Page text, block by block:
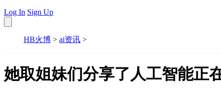
Log In Sign Up
HB火博 > ai资讯 >
她取姐妹们分享了人工智能正